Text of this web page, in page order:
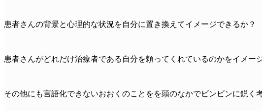
患者さんの背景と心理的な状況を自分に置き換えてイメージできるか？
患者さんがどれだけ治療者である自分を頼ってくれているのかをイメー
その他にも言語化できないおおくのことをを頭のなかでビンビンに鋭